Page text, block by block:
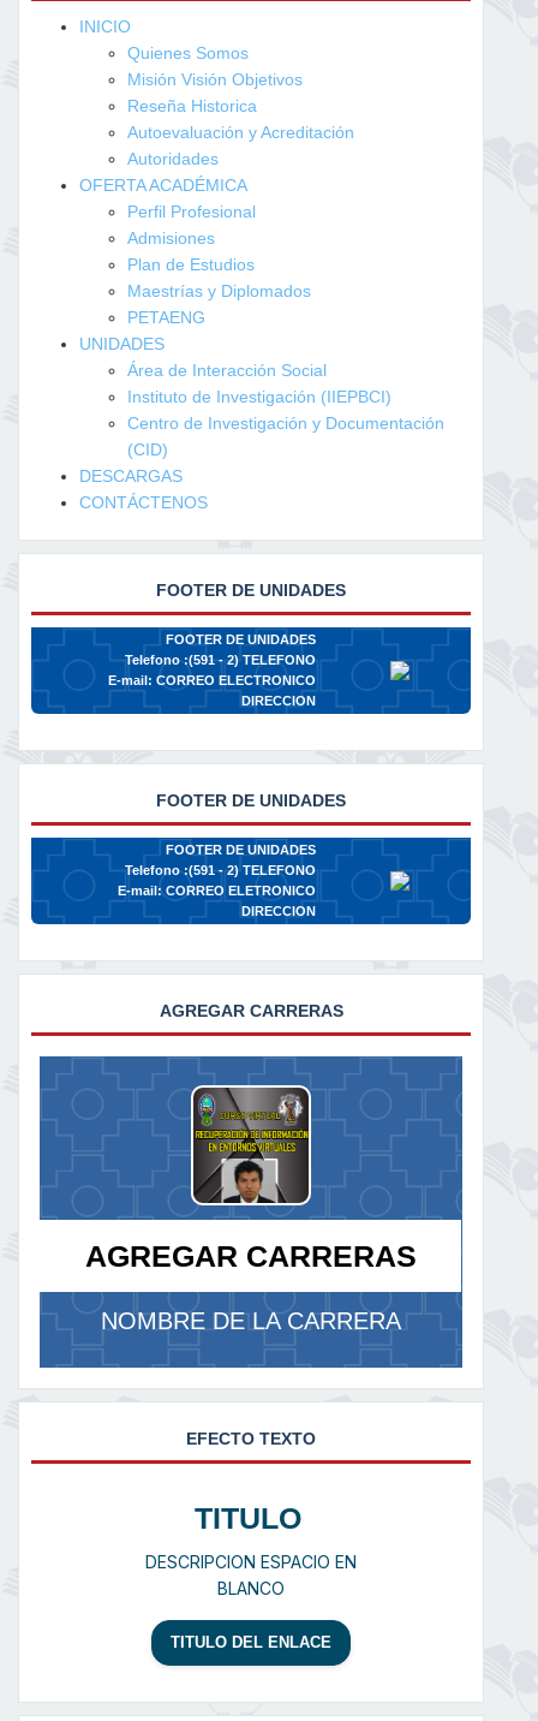
INICIO
Quienes Somos
Misión Visión Objetivos
Reseña Historica
Autoevaluación y Acreditación
Autoridades
OFERTA ACADÉMICA
Perfil Profesional
Admisiones
Plan de Estudios
Maestrías y Diplomados
PETAENG
UNIDADES
Área de Interacción Social
Instituto de Investigación (IIEPBCI)
Centro de Investigación y Documentación
(CID)
DESCARGAS
CONTÁCTENOS
FOOTER DE UNIDADES
FOOTER DE UNIDADES
Telefono :(591 - 2)TELEFONO
E-mail: CORREO ELECTRONICO
DIRECCION
FOOTER DE UNIDADES
FOOTER DE UNIDADES
Telefono :(591 - 2)TELEFONO
E-mail:CORREO ELETRONICO
DIRECCION
AGREGAR CARRERAS
AGREGAR CARRERAS
NOMBRE DE LA CARRERA
EFECTO TEXTO
TITULO
DESCRIPCION ESPACIO EN
BLANCO
TITULO DEL ENLACE